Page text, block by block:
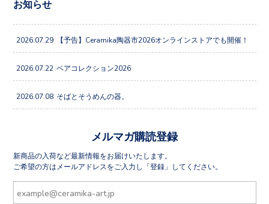
ご希望の方はメールアドレスをご入力し「登録」してください。